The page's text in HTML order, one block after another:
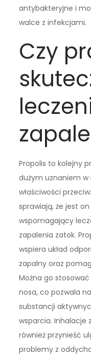
antybakteryjne i
walce z infekcjami.
Czy
Propolis to kolejny
dużym uznaniem
właściwości
sprawiają, że jest
wspomagający
zapalenia zatok.
wspiera układ
zapalny oraz
Można go
nosa, co pozwala
substancji
wsparcia. Inhalacje
również przynieść
problemy z